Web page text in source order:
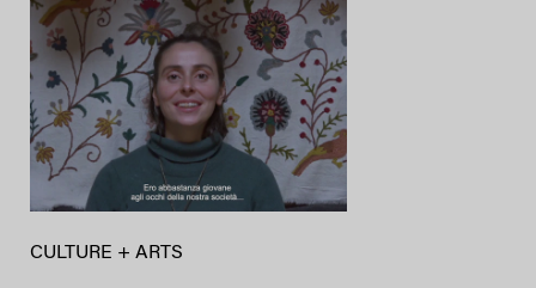
CULTURE + ARTS